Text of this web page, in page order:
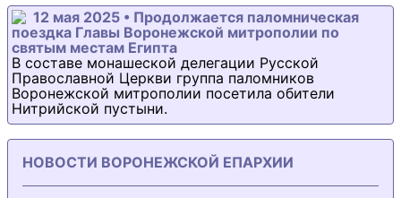
12 мая 2025 • Продолжается паломническая
поездка Главы Воронежской митрополии по
святым местам Египта
В составе монашеской делегации Русской
Православной Церкви группа паломников
Воронежской митрополии посетила обители
Нитрийской пустыни.
НОВОСТИ ВОРОНЕЖСКОЙ ЕПАРХИИ